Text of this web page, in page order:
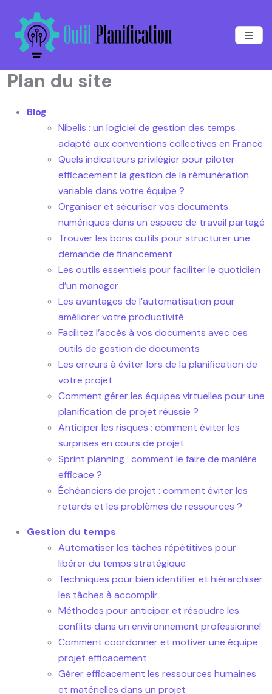
Plan du site
Blog
Nibelis : un logiciel de gestion des temps
adapté aux conventions collectives en France
Quels indicateurs privilégier pour piloter
efficacement la gestion de la rémunération
variable dans votre équipe ?
Organiser et sécuriser vos documents
numériques dans un espace de travail partagé
Trouver les bons outils pour structurer une
demande de financement
Les outils essentiels pour faciliter le quotidien
d’un manager
Les avantages de l’automatisation pour
améliorer votre productivité
Facilitez l’accès à vos documents avec ces
outils de gestion de documents
Les erreurs à éviter lors de la planification de
votre projet
Comment gérer les équipes virtuelles pour une
planification de projet réussie ?
Anticiper les risques : comment éviter les
surprises en cours de projet
Sprint planning : comment le faire de manière
efficace ?
Échéanciers de projet : comment éviter les
retards et les problèmes de ressources ?
Gestion du temps
Automatiser les tâches répétitives pour
libérer du temps stratégique
Techniques pour bien identifier et hiérarchiser
les tâches à accomplir
Méthodes pour anticiper et résoudre les
conflits dans un environnement professionnel
Comment coordonner et motiver une équipe
projet efficacement
Gérer efficacement les ressources humaines
et matérielles dans un projet